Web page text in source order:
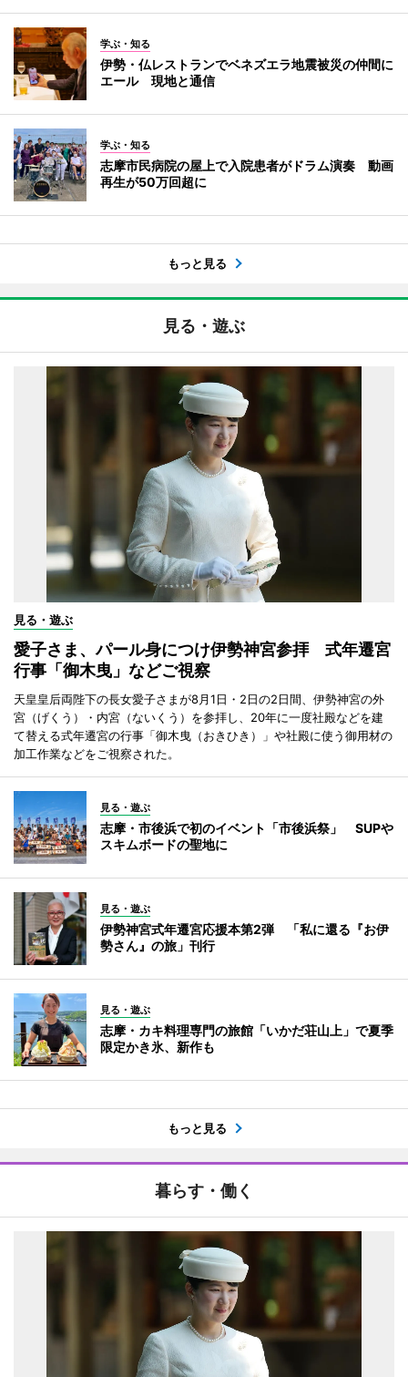
学ぶ・知る
伊勢・仏レストランでベネズエラ地震被災の仲間に
エール 現地と通信
学ぶ・知る
志摩市民病院の屋上で入院患者がドラム演奏 動画
再生が50万回超に
もっと見る
見る・遊ぶ
見る・遊ぶ
愛子さま、パール身につけ伊勢神宮参拝 式年遷宮
行事「御木曳」などご視察
天皇皇后両陛下の長女愛子さまが8月1日・2日の2日間、伊勢神宮の外
宮（げくう）・内宮（ないくう）を参拝し、20年に一度社殿などを建
て替える式年遷宮の行事「御木曳（おきひき）」や社殿に使う御用材の
加工作業などをご視察された。
見る・遊ぶ
志摩・市後浜で初のイベント「市後浜祭」 SUPや
スキムボードの聖地に
見る・遊ぶ
伊勢神宮式年遷宮応援本第2弾 「私に還る『お伊
勢さん』の旅」刊行
見る・遊ぶ
志摩・カキ料理専門の旅館「いかだ荘山上」で夏季
限定かき氷、新作も
もっと見る
暮らす・働く